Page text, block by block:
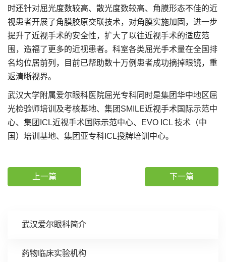
武汉爱尔眼科简介
药物临床实验机构
时还针对屈光度数较高、散光度数较高、角膜形态不佳的近
视患者开展了角膜胶原交联技术，对角膜实施加固，进一步
提升了近视手术的安全性，扩大了以往近视手术的适应范
围，造福了更多的近视患者。科室各类屈光手术量在全国排
名均位居前列，目前已帮助数十万例患者成功摘掉眼镜，重
返清晰视界。
武汉大学附属爱尔眼科医院屈光专科同时是集团华中地区屈
光检验师培训及考核基地、集团SMILE近视手术国际示范中
心、集团ICL近视手术国际示范中心、EVO ICL 技术（中
国）培训基地、集团亚专科ICL授牌培训中心。
上一篇 下一篇